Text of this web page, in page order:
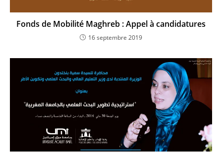
Fonds de Mobilité Maghreb : Appel à candidatures
16 septembre 2019